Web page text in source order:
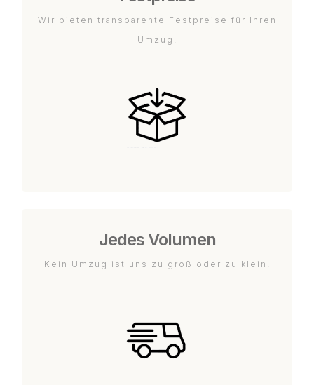
Wir bieten transparente Festpreise für Ihren
Umzug.
Jedes Volumen
Kein Umzug ist uns zu groß oder zu klein.